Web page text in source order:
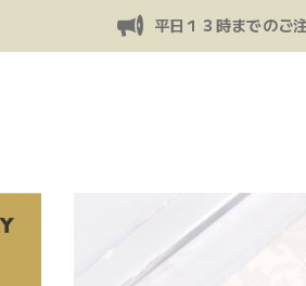
平日１３時までのご